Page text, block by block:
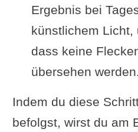
Ergebnis bei
künstlichem Licht,
dass keine
übersehen werden.
Indem du diese
befolgst, wirst du am